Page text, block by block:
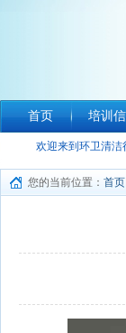
首页 培训
欢迎来到环卫清
您的当前位置： 首页